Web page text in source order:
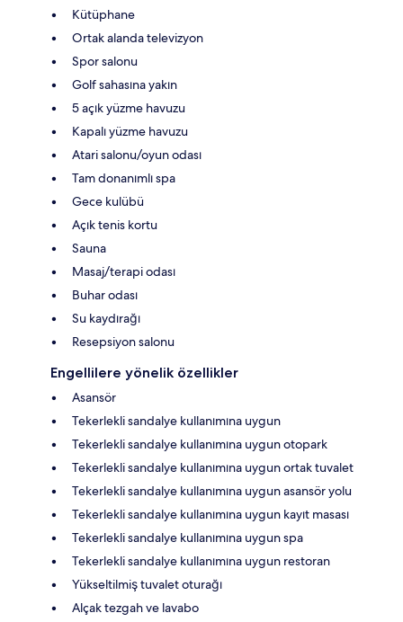
Kütüphane
Ortak alanda televizyon
Spor salonu
Golf sahasına yakın
5 açık yüzme havuzu
Kapalı yüzme havuzu
Atari salonu/oyun odası
Tam donanımlı spa
Gece kulübü
Açık tenis kortu
Sauna
Masaj/terapi odası
Buhar odası
Su kaydırağı
Resepsiyon salonu
Engellilere yönelik özellikler
Asansör
Tekerlekli sandalye kullanımına uygun
Tekerlekli sandalye kullanımına uygun otopark
Tekerlekli sandalye kullanımına uygun ortak tuvalet
Tekerlekli sandalye kullanımına uygun asansör yolu
Tekerlekli sandalye kullanımına uygun kayıt masası
Tekerlekli sandalye kullanımına uygun spa
Tekerlekli sandalye kullanımına uygun restoran
Yükseltilmiş tuvalet oturağı
Alçak tezgah ve lavabo